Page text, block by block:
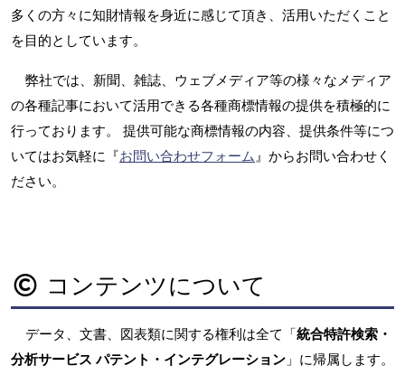
多くの方々に知財情報を身近に感じて頂き、活用いただくこと
を目的としています。
弊社では、新聞、雑誌、ウェブメディア等の様々なメディア
の各種記事において活用できる各種商標情報の提供を積極的に
行っております。 提供可能な商標情報の内容、提供条件等につ
いてはお気軽に『お問い合わせフォーム』からお問い合わせく
ださい。
コンテンツについて
データ、文書、図表類に関する権利は全て「統合特許検索・
分析サービス パテント・インテグレーション 」に帰属します。